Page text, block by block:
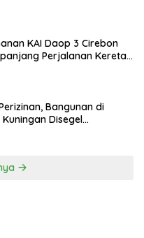
KAI Daop 3 Cirebon
Perjalanan Kereta
Bangunan di
Disegel